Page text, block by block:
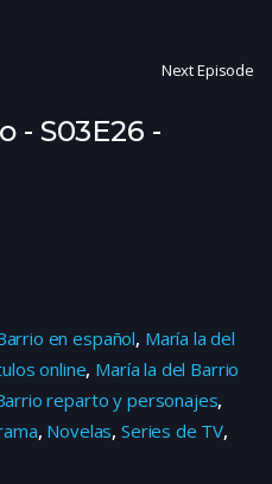
Next Episode
- S03E26 -
en español, María la del
online, María la del Barrio
reparto y personajes,
, Novelas, Series de TV,